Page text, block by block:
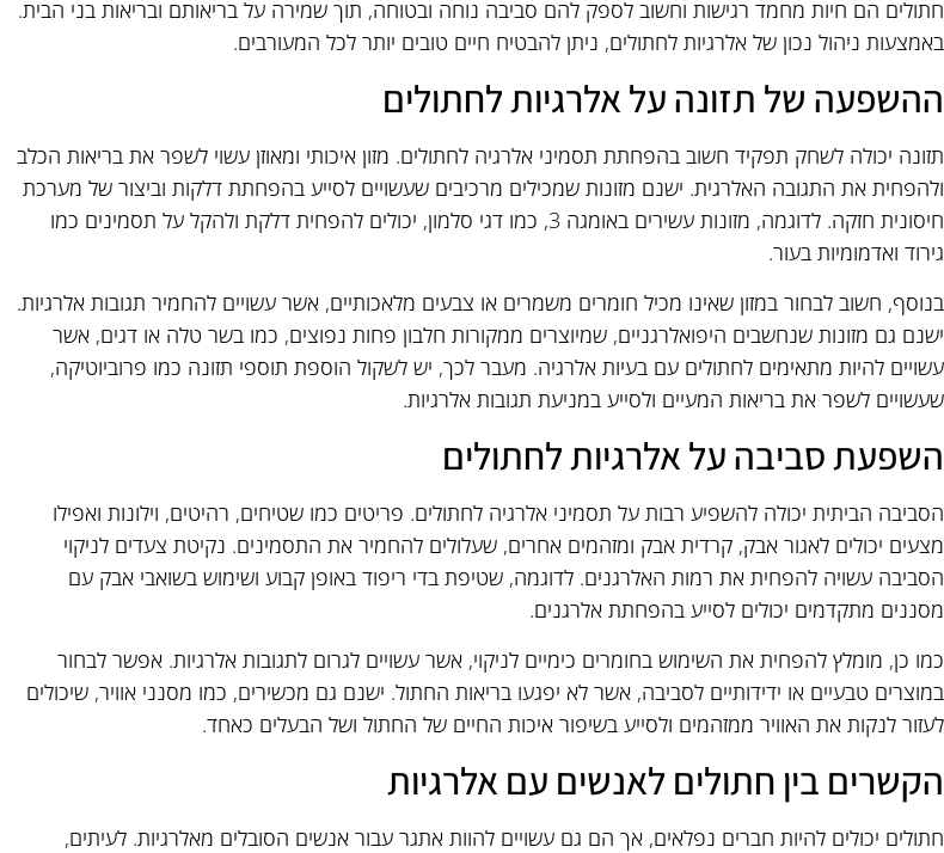
חתולים הם חיות מחמד רגישות וחשוב לספק להם סביבה נוחה ובטוחה, תוך שמירה על בריאותם ובריאות בני הבית.
באמצעות ניהול נכון של אלרגיות לחתולים, ניתן להבטיח חיים טובים יותר לכל המעורבים.
ההשפעה של תזונה על אלרגיות לחתולים
תזונה יכולה לשחק תפקיד חשוב בהפחתת תסמיני אלרגיה לחתולים. מזון איכותי ומאוזן עשוי לשפר את בריאות הכלב
ולהפחית את התגובה האלרגית. ישנם מזונות שמכילים מרכיבים שעשויים לסייע בהפחתת דלקות וביצור של מערכת
חיסונית חזקה. לדוגמה, מזונות עשירים באומגה 3, כמו דגי סלמון, יכולים להפחית דלקת ולהקל על תסמינים כמו
גירוד ואדמומיות בעור.
בנוסף, חשוב לבחור במזון שאינו מכיל חומרים משמרים או צבעים מלאכותיים, אשר עשויים להחמיר תגובות אלרגיות.
ישנם גם מזונות שנחשבים היפואלרגניים, שמיוצרים ממקורות חלבון פחות נפוצים, כמו בשר טלה או דגים, אשר
עשויים להיות מתאימים לחתולים עם בעיות אלרגיה. מעבר לכך, יש לשקול הוספת תוספי תזונה כמו פרוביוטיקה,
שעשויים לשפר את בריאות המעיים ולסייע במניעת תגובות אלרגיות.
השפעת סביבה על אלרגיות לחתולים
הסביבה הביתית יכולה להשפיע רבות על תסמיני אלרגיה לחתולים. פריטים כמו שטיחים, רהיטים, וילונות ואפילו
מצעים יכולים לאגור אבק, קרדית אבק ומזהמים אחרים, שעלולים להחמיר את התסמינים. נקיטת צעדים לניקוי
הסביבה עשויה להפחית את רמות האלרגנים. לדוגמה, שטיפת בדי ריפוד באופן קבוע ושימוש בשואבי אבק עם
מסננים מתקדמים יכולים לסייע בהפחתת אלרגנים.
כמו כן, מומלץ להפחית את השימוש בחומרים כימיים לניקוי, אשר עשויים לגרום לתגובות אלרגיות. אפשר לבחור
במוצרים טבעיים או ידידותיים לסביבה, אשר לא יפגעו בריאות החתול. ישנם גם מכשירים, כמו מסנני אוויר, שיכולים
לעזור לנקות את האוויר ממזהמים ולסייע בשיפור איכות החיים של החתול ושל הבעלים כאחד.
הקשרים בין חתולים לאנשים עם אלרגיות
חתולים יכולים להיות חברים נפלאים, אך הם גם עשויים להוות אתגר עבור אנשים הסובלים מאלרגיות. לעיתים,